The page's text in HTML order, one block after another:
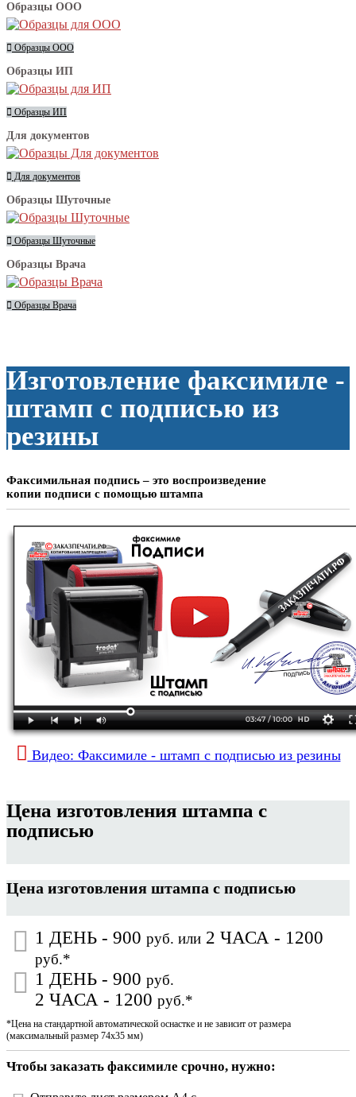
Образцы ООО
Образцы ООО
Образцы ИП
Образцы ИП
Для документов
Для документов
Образцы Шуточные
Образцы Шуточные
Образцы Врача
Образцы Врача
Изготовление факсимиле -
штамп с подписью из
резины
Факсимильная подпись – это воспроизведение
копии подписи с помощью штампа
Видео: Факсимиле - штамп с подписью из резины
Цена изготовления штампа с
подписью
Цена изготовления штампа с подписью
1 ДЕНЬ - 900 руб. или 2 ЧАСА - 1200
руб.*
1 ДЕНЬ - 900 руб.
2 ЧАСА - 1200 руб.*
*Цена на стандартной автоматической оснастке и не зависит от размера
(максимальный размер 74х35 мм)
Чтобы заказать факсимиле срочно, нужно: